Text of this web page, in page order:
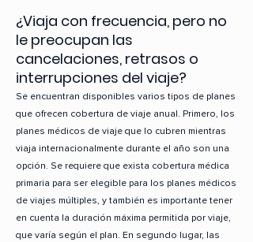
¿Viaja con frecuencia, pero no
le preocupan las
cancelaciones, retrasos o
interrupciones del viaje?
Se encuentran disponibles varios tipos de planes
que ofrecen cobertura de viaje anual. Primero, los
planes médicos de viaje que lo cubren mientras
viaja internacionalmente durante el año son una
opción. Se requiere que exista cobertura médica
primaria para ser elegible para los planes médicos
de viajes múltiples, y también es importante tener
en cuenta la duración máxima permitida por viaje,
que varía según el plan. En segundo lugar, las